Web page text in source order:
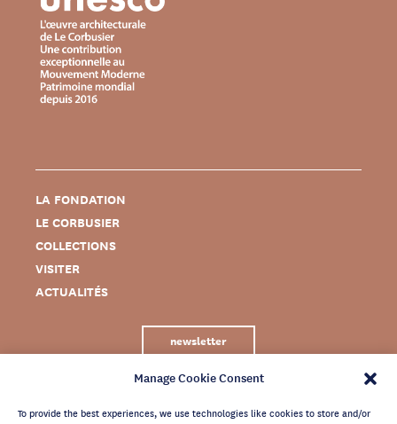
Manage Cookie Consent
To provide the best experiences, we use technologies like cookies to store and/or
LA FONDATION
LE CORBUSIER
COLLECTIONS
VISITER
ACTUALITÉS
newsletter